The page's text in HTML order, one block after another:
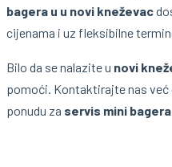
bagera u u novi kneževac
cijenama i uz fleksibilne
Bilo da se nalazite u novi
pomoći. Kontaktirajte nas već
ponudu za servis mini bagera